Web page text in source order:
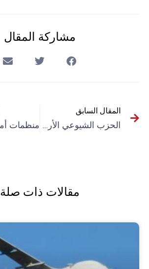
مشاركة المقال
المقال السابق
الحزب الشيوعي الأردني يدين الانقلاب العسكري في السودان
مقالات ذات صلة